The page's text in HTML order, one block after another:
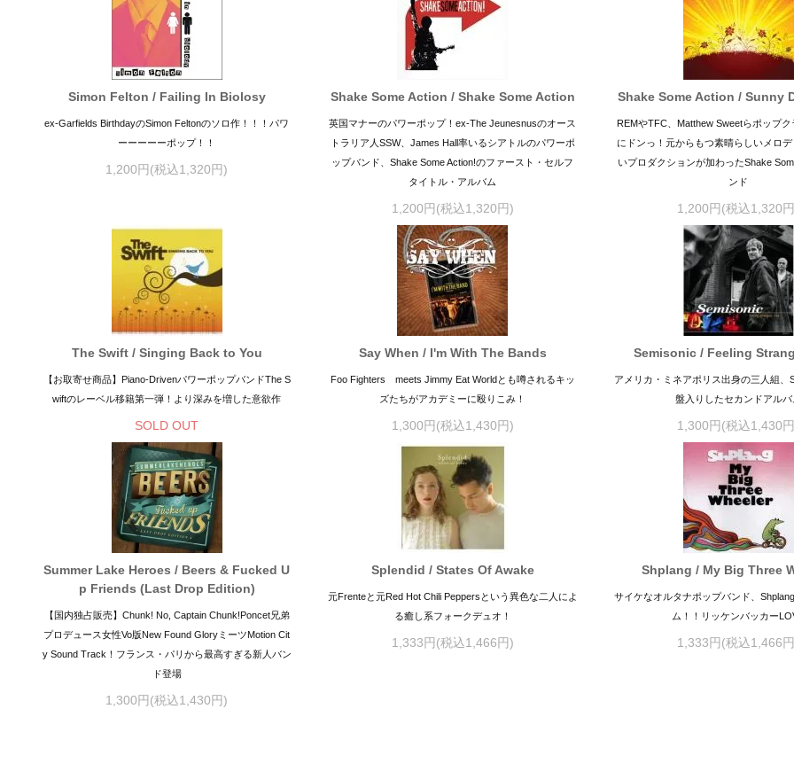
Simon Felton / Failing In Biolosy
ex-Garfields BirthdayのSimon Feltonのソロ作！！！パワ
ーーーーーポップ！！
1,200円(税込1,320円)
Shake Some Action / Shake Some Action
英国マナーのパワーポップ！ex-The Jeunesnusのオース
トラリア人SSW、James Hall率いるシアトルのパワーポ
ップバンド、Shake Some Action!のファースト・セルフ
タイトル・アルバム
1,200円(税込1,320円)
Shake Some Action / Sunny
REMやTFC、Matthew Sweetらポップ
にドンっ！元からもつ素晴らしいメロ
いプロダクションが加わったShake
ンド
1,200円(税込1,320
The Swift / Singing Back to You
【お取寄せ商品】Piano-DrivenパワーポップバンドThe S
wiftのレーベル移籍第一弾！より深みを増した意欲作
SOLD OUT
Say When / I'm With The Bands
Foo Fighters meets Jimmy Eat Worldとも噂されるキッ
ズたちがアカデミーに殴りこみ！
1,300円(税込1,430円)
Semisonic / Feeling
アメリカ・ミネアポリス出身の三人組、
盤入りしたセカンドアルバ
1,300円(税込1,430
Summer Lake Heroes / Beers & Fucked U
p Friends (Last Drop Edition)
【国内独占販売】Chunk! No, Captain Chunk!Poncet兄弟
プロデュース女性Vo版New Found GloryミーツMotion Cit
y Sound Track！フランス・パリから最高すぎる新人バン
ド登場
1,300円(税込1,430円)
Splendid / States Of Awake
元Frenteと元Red Hot Chili Peppersという異色な二人によ
る癒し系フォークデュオ！
1,333円(税込1,466円)
Shplang / My Big Three
サイケなオルタナポップバンド、
ム！！リッケンバッカー
1,333円(税込1,466